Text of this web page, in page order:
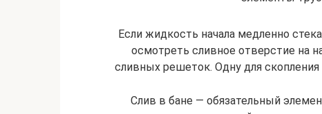
Если жидкость начала медленно
осмотреть сливное отверстие на
сливных решеток. Одну для
Слив в бане — обязательный